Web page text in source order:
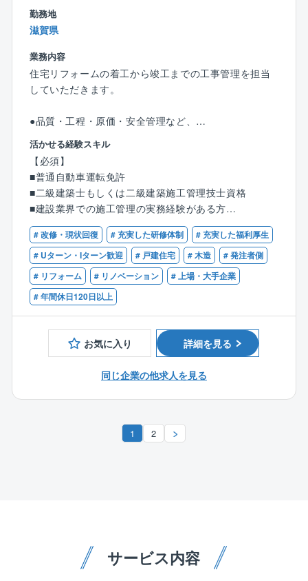
勤務地
滋賀県
業務内容
住宅リフォームの着工から竣工までの工事管理を担当
していただきます。
●品質・工程・原価・安全管理など、
「木」を知り尽くした住友林業ならではの高品質なリ
フォームを実現させる業務です。
建築物の基礎構造から手を加える大型のリフォームを
中心に顧客の様々な要望や意見を形にしていただきま
す。
案件の規模は多種多様ですが、金額が500万円以上、工
期は約3ヶ月位です。
●リフォームは新築に比べて工事管理技術者の「知恵と
経験」が問われる仕事です。
既存の構造物とリフォームで新たに作る構造物を、ひ
そしてこうした問題は、現場ごとに異なります。
またリフォームの工事管理は、何よりお客様との距離
が近いことが魅力です。
実際にお住まいになられている場所で工事を行うケー
修メニューを多数用意し自主的な参加を促していま
す。※状況により変更になる場合もあります
活かせる経験スキル
【必須】
■普通自動車運転免許
■二級建築士もしくは二級建築施工管理技士資格
■建設業界での施工管理の実務経験がある方
【歓迎】
■一級建築士もしくは建築施工管理技士
■リフォーム業界経験者や工務店などで一通りの工程を
経験した方
# 改修・現状回復 # 充実した研修体制
# 充実した福利厚生
# Uターン・Iターン歓迎
# 戸建住宅 # 木造
# 発注者側
# リフォーム
# リノベーション
# 上場・大手企業
# 年間休日120日以上
お気に入り 詳細を見る
同じ企業の他求人を見る
1 2
サービス内容